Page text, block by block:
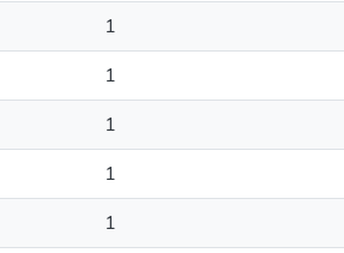
1
1
1
1
1